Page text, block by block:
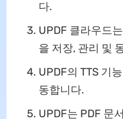
다.
UPDF 클라우드
을 저장, 관리 및
UPDF의 TTS 기
동합니다.
UPDF는 PDF 문